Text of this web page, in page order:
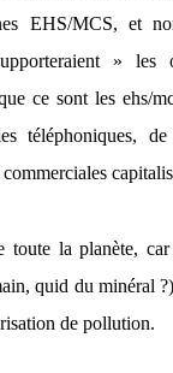
EHS/MCS, et
» les
ce sont les ehs/
téléphoniques, de
toute la planète,
quid du minéral
de pollution.